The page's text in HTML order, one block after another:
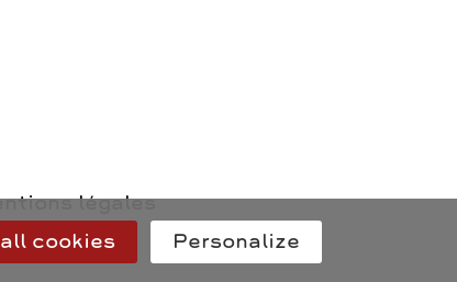
légales
cookies Personalize